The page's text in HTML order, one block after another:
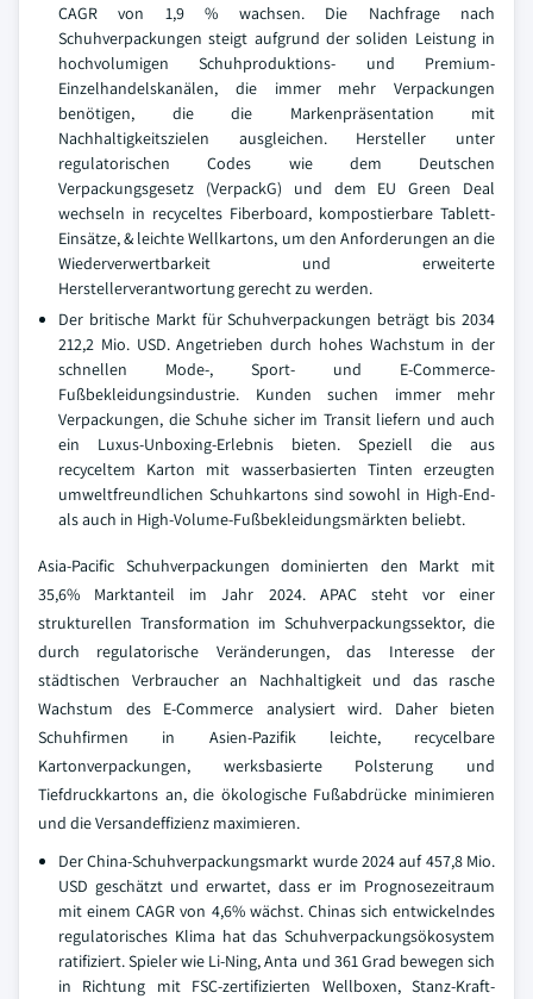
CAGR von 1,9 % wachsen. Die Nachfrage nach
Schuhverpackungen steigt aufgrund der soliden Leistung in
hochvolumigen Schuhproduktions- und Premium-
Einzelhandelskanälen, die immer mehr Verpackungen
benötigen, die die Markenpräsentation mit
Nachhaltigkeitszielen ausgleichen. Hersteller unter
regulatorischen Codes wie dem Deutschen
Verpackungsgesetz (VerpackG) und dem EU Green Deal
wechseln in recyceltes Fiberboard, kompostierbare Tablett-
Einsätze, & leichte Wellkartons, um den Anforderungen an die
Wiederverwertbarkeit und erweiterte
Herstellerverantwortung gerecht zu werden.
Der britische Markt für Schuhverpackungen beträgt bis 2034
212,2 Mio. USD. Angetrieben durch hohes Wachstum in der
schnellen Mode-, Sport- und E-Commerce-
Fußbekleidungsindustrie. Kunden suchen immer mehr
Verpackungen, die Schuhe sicher im Transit liefern und auch
ein Luxus-Unboxing-Erlebnis bieten. Speziell die aus
recyceltem Karton mit wasserbasierten Tinten erzeugten
umweltfreundlichen Schuhkartons sind sowohl in High-End-
als auch in High-Volume-Fußbekleidungsmärkten beliebt.
Asia-Pacific Schuhverpackungen dominierten den Markt mit
35,6% Marktanteil im Jahr 2024. APAC steht vor einer
strukturellen Transformation im Schuhverpackungssektor, die
durch regulatorische Veränderungen, das Interesse der
städtischen Verbraucher an Nachhaltigkeit und das rasche
Wachstum des E-Commerce analysiert wird. Daher bieten
Schuhfirmen in Asien-Pazifik leichte, recycelbare
Kartonverpackungen, werksbasierte Polsterung und
Tiefdruckkartons an, die ökologische Fußabdrücke minimieren
und die Versandeffizienz maximieren.
Der China-Schuhverpackungsmarkt wurde 2024 auf 457,8 Mio.
USD geschätzt und erwartet, dass er im Prognosezeitraum
mit einem CAGR von 4,6% wächst. Chinas sich entwickelndes
regulatorisches Klima hat das Schuhverpackungsökosystem
ratifiziert. Spieler wie Li-Ning, Anta und 361 Grad bewegen sich
in Richtung mit FSC-zertifizierten Wellboxen, Stanz-Kraft-